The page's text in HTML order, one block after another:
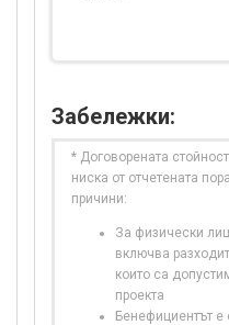
Забележки:
* Договорената
ниска от отчетената
причини:
За физически
включва
които са
проекта
Бенефициентът е